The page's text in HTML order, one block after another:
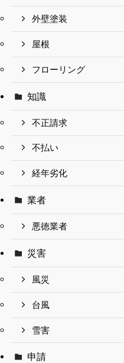
外壁塗装
屋根
フローリング
知識
不正請求
不払い
経年劣化
業者
悪徳業者
災害
風災
台風
雪害
申請